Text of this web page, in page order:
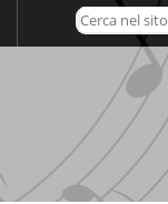
Cerca nel sito
Ricerca
avanzata…